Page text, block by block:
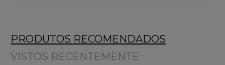
PRODUTOS RECOMENDADOS
VISTOS RECENTEMENTE